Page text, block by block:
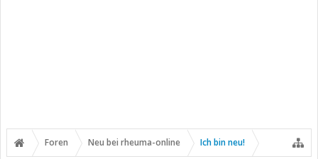
Foren Neu bei rheuma-online Ich bin neu!